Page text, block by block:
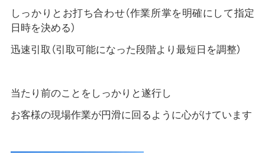
しっかりとお打ち合わせ（作業所掌を明確にして指定
日時を決める）
迅速引取（引取可能になった段階より最短日を調整）
当たり前のことをしっかりと遂行し
お客様の現場作業が円滑に回るように心がけています